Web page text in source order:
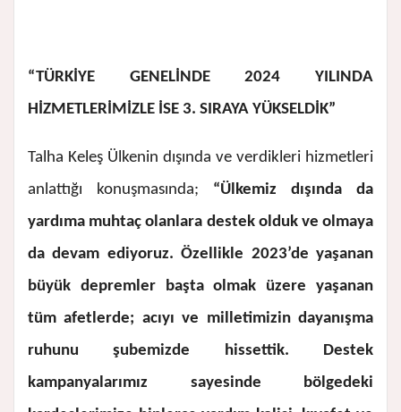
“TÜRKİYE GENELİNDE 2024 YILINDA
HİZMETLERİMİZLE İSE 3. SIRAYA YÜKSELDİK”
Talha Keleş Ülkenin dışında ve verdikleri hizmetleri
anlattığı konuşmasında; “Ülkemiz dışında da
yardıma muhtaç olanlara destek olduk ve olmaya
da devam ediyoruz. Özellikle 2023’de yaşanan
büyük depremler başta olmak üzere yaşanan
tüm afetlerde; acıyı ve milletimizin dayanışma
ruhunu şubemizde hissettik. Destek
kampanyalarımız sayesinde bölgedeki